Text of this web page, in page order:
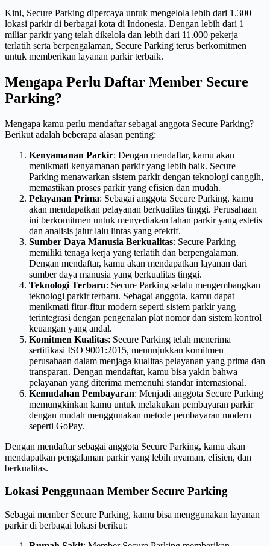
Kini, Secure Parking dipercaya untuk mengelola lebih dari 1.300
lokasi parkir di berbagai kota di Indonesia. Dengan lebih dari 1
miliar parkir yang telah dikelola dan lebih dari 11.000 pekerja
terlatih serta berpengalaman, Secure Parking terus berkomitmen
untuk memberikan layanan parkir terbaik.
Mengapa Perlu Daftar Member Secure
Parking?
Mengapa kamu perlu mendaftar sebagai anggota Secure Parking?
Berikut adalah beberapa alasan penting:
Kenyamanan Parkir: Dengan mendaftar, kamu akan
menikmati kenyamanan parkir yang lebih baik. Secure
Parking menawarkan sistem parkir dengan teknologi canggih,
memastikan proses parkir yang efisien dan mudah.
Pelayanan Prima: Sebagai anggota Secure Parking, kamu
akan mendapatkan pelayanan berkualitas tinggi. Perusahaan
ini berkomitmen untuk menyediakan lahan parkir yang estetis
dan analisis jalur lalu lintas yang efektif.
Sumber Daya Manusia Berkualitas: Secure Parking
memiliki tenaga kerja yang terlatih dan berpengalaman.
Dengan mendaftar, kamu akan mendapatkan layanan dari
sumber daya manusia yang berkualitas tinggi.
Teknologi Terbaru: Secure Parking selalu mengembangkan
teknologi parkir terbaru. Sebagai anggota, kamu dapat
menikmati fitur-fitur modern seperti sistem parkir yang
terintegrasi dengan pengenalan plat nomor dan sistem kontrol
keuangan yang andal.
Komitmen Kualitas: Secure Parking telah menerima
sertifikasi ISO 9001:2015, menunjukkan komitmen
perusahaan dalam menjaga kualitas pelayanan yang prima dan
transparan. Dengan mendaftar, kamu bisa yakin bahwa
pelayanan yang diterima memenuhi standar internasional.
Kemudahan Pembayaran: Menjadi anggota Secure Parking
memungkinkan kamu untuk melakukan pembayaran parkir
dengan mudah menggunakan metode pembayaran modern
seperti GoPay.
Dengan mendaftar sebagai anggota Secure Parking, kamu akan
mendapatkan pengalaman parkir yang lebih nyaman, efisien, dan
berkualitas.
Lokasi Penggunaan Member Secure Parking
Sebagai member Secure Parking, kamu bisa menggunakan layanan
parkir di berbagai lokasi berikut: